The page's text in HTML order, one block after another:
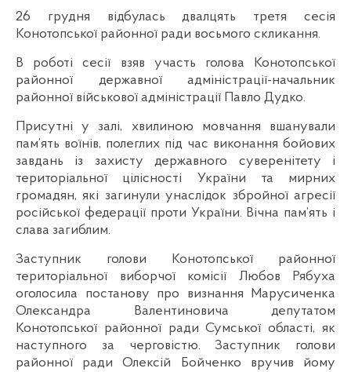
26 грудня відбулась двалцять третя сесія
Конотопської районної ради восьмого скликання.
В роботі сесії взяв участь голова Конотопської
районної державної адміністрації-начальник
районної військової адміністрації Павло Дудко.
Присутні у залі, хвилиною мовчання вшанували
пам’ять воїнів, полеглих під час виконання бойових
завдань із захисту державного суверенітету і
територіальної цілісності України та мирних
громадян, які загинули унаслідок збройної агресії
російської федерації проти України. Вічна пам’ять і
слава загиблим.
Заступник голови Конотопської районної
територіальної виборчої комісії Любов Рябуха
оголосила постанову про визнання Марусиченка
Олександра Валентиновича депутатом
Конотопської районної ради Сумської області, як
наступного за черговістю. Заступник голови
районної ради Олексій Бойченко вручив йому